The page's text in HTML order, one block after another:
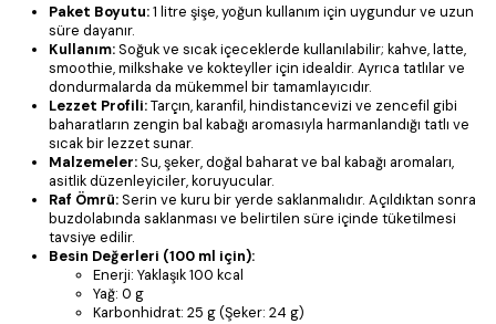
Paket Boyutu:1 litre şişe, yoğun kullanım için uygundur ve uzun
süre dayanır.
Kullanım:Soğuk ve sıcak içeceklerde kullanılabilir; kahve, latte,
smoothie, milkshake ve kokteyller için idealdir. Ayrıca tatlılar ve
dondurmalarda da mükemmel bir tamamlayıcıdır.
Lezzet Profili:Tarçın, karanfil, hindistancevizi ve zencefil gibi
baharatların zengin bal kabağı aromasıyla harmanlandığı tatlı ve
sıcak bir lezzet sunar.
Malzemeler:Su, şeker, doğal baharat ve bal kabağı aromaları,
asitlik düzenleyiciler, koruyucular.
Raf Ömrü:Serin ve kuru bir yerde saklanmalıdır. Açıldıktan sonra
buzdolabında saklanması ve belirtilen süre içinde tüketilmesi
tavsiye edilir.
Besin Değerleri (100 ml için):
Enerji: Yaklaşık 100 kcal
Yağ: 0 g
Karbonhidrat: 25 g (Şeker: 24 g)